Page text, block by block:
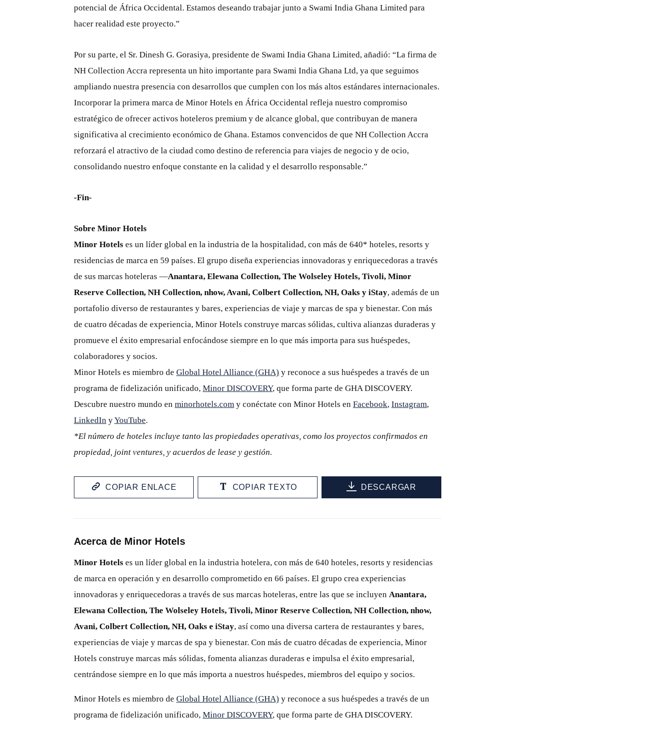
potencial de África Occidental. Estamos deseando trabajar junto a Swami India Ghana Limited para
hacer realidad este proyecto.”
Por su parte, el Sr. Dinesh G. Gorasiya, presidente de Swami India Ghana Limited, añadió: “La firma de
NH Collection Accra representa un hito importante para Swami India Ghana Ltd, ya que seguimos
ampliando nuestra presencia con desarrollos que cumplen con los más altos estándares internacionales.
Incorporar la primera marca de Minor Hotels en África Occidental refleja nuestro compromiso
estratégico de ofrecer activos hoteleros premium y de alcance global, que contribuyan de manera
significativa al crecimiento económico de Ghana. Estamos convencidos de que NH Collection Accra
reforzará el atractivo de la ciudad como destino de referencia para viajes de negocio y de ocio,
consolidando nuestro enfoque constante en la calidad y el desarrollo responsable.”
-Fin-
Sobre Minor Hotels
Minor Hotels es un líder global en la industria de la hospitalidad, con más de 640* hoteles, resorts y
residencias de marca en 59 países. El grupo diseña experiencias innovadoras y enriquecedoras a través
de sus marcas hoteleras —Anantara, Elewana Collection, The Wolseley Hotels, Tivoli, Minor
Reserve Collection, NH Collection, nhow, Avani, Colbert Collection, NH, Oaks y iStay, además de un
portafolio diverso de restaurantes y bares, experiencias de viaje y marcas de spa y bienestar. Con más
de cuatro décadas de experiencia, Minor Hotels construye marcas sólidas, cultiva alianzas duraderas y
promueve el éxito empresarial enfocándose siempre en lo que más importa para sus huéspedes,
colaboradores y socios.
Minor Hotels es miembro de Global Hotel Alliance (GHA) y reconoce a sus huéspedes a través de un
programa de fidelización unificado, Minor DISCOVERY, que forma parte de GHA DISCOVERY.
Descubre nuestro mundo en minorhotels.com y conéctate con Minor Hotels en Facebook, Instagram,
LinkedIn yYouTube.
*El número de hoteles incluye tanto las propiedades operativas, como los proyectos confirmados en
propiedad, joint ventures, y acuerdos de lease y gestión.
COPIAR ENLACE COPIAR TEXTO DESCARGAR
Acerca de Minor Hotels
Minor Hotels es un líder global en la industria hotelera, con más de 640 hoteles, resorts y residencias
de marca en operación y en desarrollo comprometido en 66 países. El grupo crea experiencias
innovadoras y enriquecedoras a través de sus marcas hoteleras, entre las que se incluyen Anantara,
Elewana Collection, The Wolseley Hotels, Tivoli, Minor Reserve Collection, NH Collection, nhow,
Avani, Colbert Collection, NH, Oaks e iStay, así como una diversa cartera de restaurantes y bares,
experiencias de viaje y marcas de spa y bienestar. Con más de cuatro décadas de experiencia, Minor
Hotels construye marcas más sólidas, fomenta alianzas duraderas e impulsa el éxito empresarial,
centrándose siempre en lo que más importa a nuestros huéspedes, miembros del equipo y socios.
Minor Hotels es miembro de Global Hotel Alliance (GHA) y reconoce a sus huéspedes a través de un
programa de fidelización unificado, Minor DISCOVERY, que forma parte de GHA DISCOVERY.